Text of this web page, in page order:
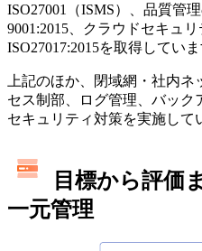
ISO27001（ISMS）、品質管
9001:2015、クラウドセキュ
ISO27017:2015を取得していま
上記のほか、閉域網・社内
セス制部、ログ管理、バック
セキュリティ対策を実施して
目標から評価
一元管理